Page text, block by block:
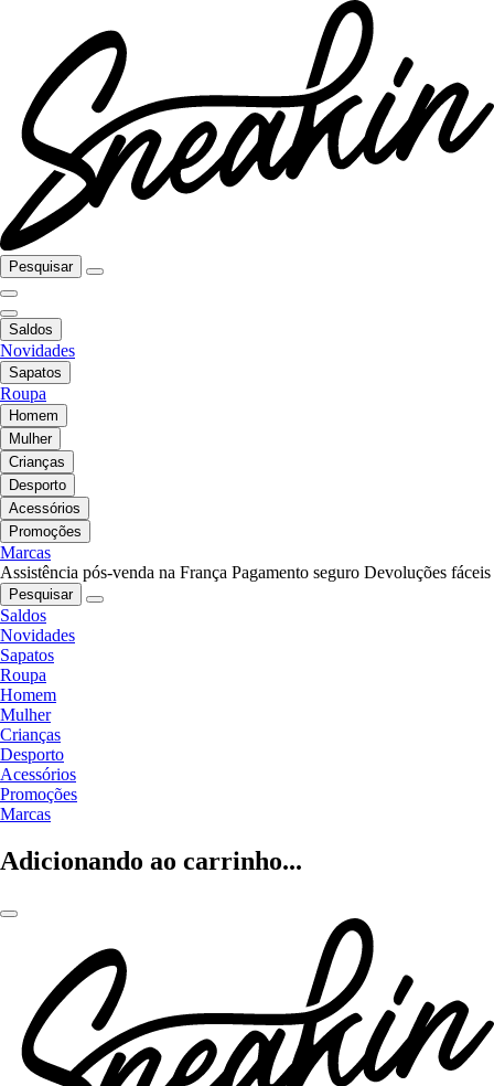
Pesquisar
Saldos
Novidades
Sapatos
Roupa
Homem
Mulher
Crianças
Desporto
Acessórios
Promoções
Marcas
Assistência pós-venda na França Pagamento seguro Devoluções fáceis
Pesquisar
Saldos
Novidades
Sapatos
Roupa
Homem
Mulher
Crianças
Desporto
Acessórios
Promoções
Marcas
Adicionando ao carrinho...